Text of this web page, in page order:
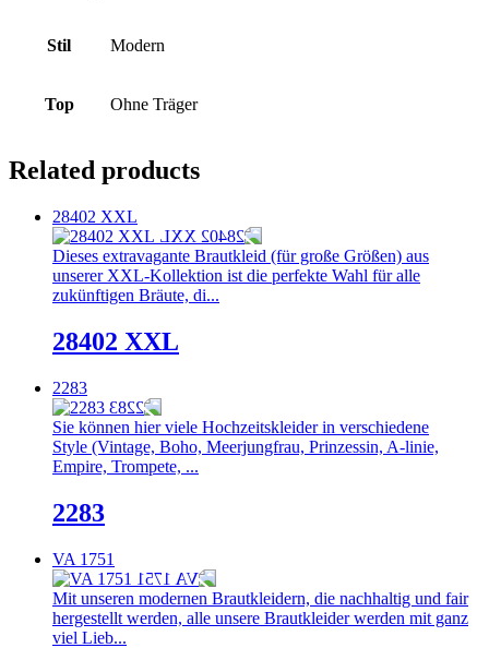
Stil Modern
Top Ohne Träger
Related products
28402 XXL
Dieses extravagante Brautkleid (für große Größen) aus
unserer XXL-Kollektion ist die perfekte Wahl für alle
zukünftigen Bräute, di...
28402 XXL
2283
Sie können hier viele Hochzeitskleider in verschiedene
Style (Vintage, Boho, Meerjungfrau, Prinzessin, A-linie,
Empire, Trompete, ...
2283
VA 1751
Mit unseren modernen Brautkleidern, die nachhaltig und fair
hergestellt werden, alle unsere Brautkleider werden mit ganz
viel Lieb...